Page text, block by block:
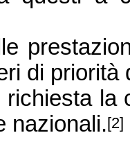
di
la
nazionali.[2]